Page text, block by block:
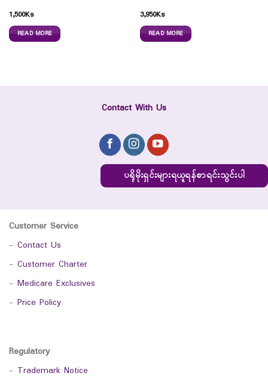
1,500Ks
READ MORE
3,950Ks
READ MORE
Contact With Us
ပရိုမိုးရှင်းများရယူရန်စာရင်းသွင်းပါ
Customer Service
- Contact Us
- Customer Charter
- Medicare Exclusives
- Price Policy
Regulatory
- Trademark Notice